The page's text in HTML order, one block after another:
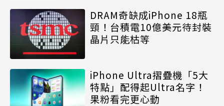
DRAM奇缺成iPhone 18瓶
頸！台積電10億美元待封裝
晶片只能枯等
iPhone Ultra摺疊機「5大
特點」配得起Ultra名字！
果粉看完更心動